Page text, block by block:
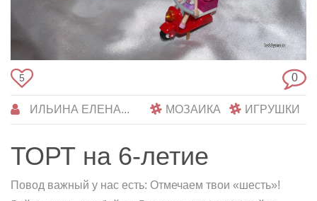
5 0
ИЛЬИНА ЕЛЕНА... МОЗАИКА ИГРУШКИ
ТОРТ на 6-летие
Повод важный у нас есть: Отмечаем твои «шесть»!